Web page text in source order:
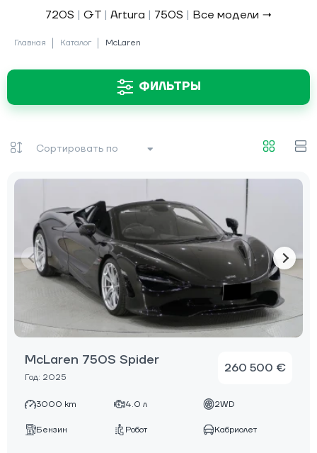
720S | GT | Artura | 750S | Все модели →
Главная Каталог McLaren
ФИЛЬТРЫ
McLaren 750S Spider
Год: 2025
260 500 €
3000 km 4.0 л 2WD
Бензин Робот Кабриолет